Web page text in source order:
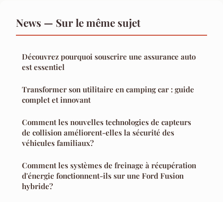
News — Sur le même sujet
Découvrez pourquoi souscrire une assurance auto
est essentiel
Transformer son utilitaire en camping car : guide
complet et innovant
Comment les nouvelles technologies de capteurs
de collision améliorent-elles la sécurité des
véhicules familiaux?
Comment les systèmes de freinage à récupération
d'énergie fonctionnent-ils sur une Ford Fusion
hybride?